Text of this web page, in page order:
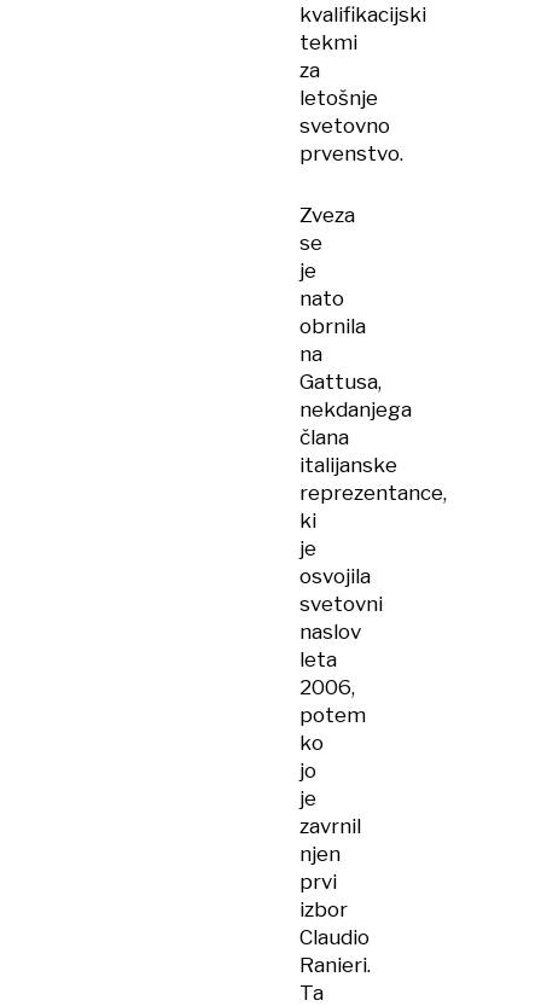
kvalifikacijski
tekmi
za
letošnje
svetovno
prvenstvo.
Zveza
se
je
nato
obrnila
na
Gattusa,
nekdanjega
člana
italijanske
reprezentance,
ki
je
osvojila
svetovni
naslov
leta
2006,
potem
ko
jo
je
zavrnil
njen
prvi
izbor
Claudio
Ranieri.
Ta